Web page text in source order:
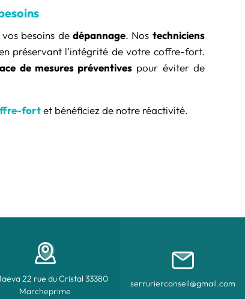
besoins de dépannage. Nos techniciens
préservant l’intégrité de votre coffre-fort.
de mesures préventives pour éviter de
fort et bénéficiez de notre réactivité.
22 rue du Cristal 33380
Marcheprime
serrurierconseil@gmail.com